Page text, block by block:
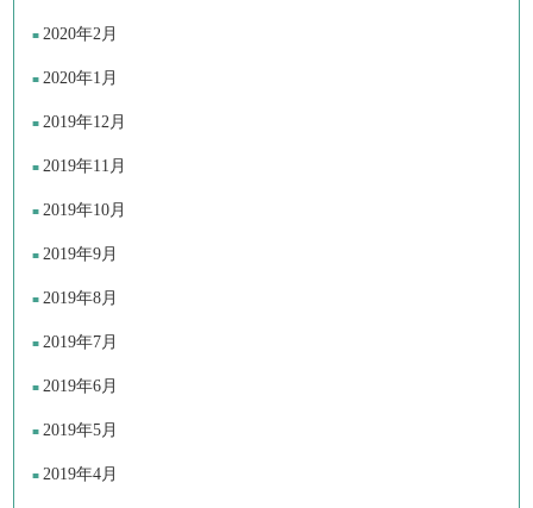
2020年2月
2020年1月
2019年12月
2019年11月
2019年10月
2019年9月
2019年8月
2019年7月
2019年6月
2019年5月
2019年4月